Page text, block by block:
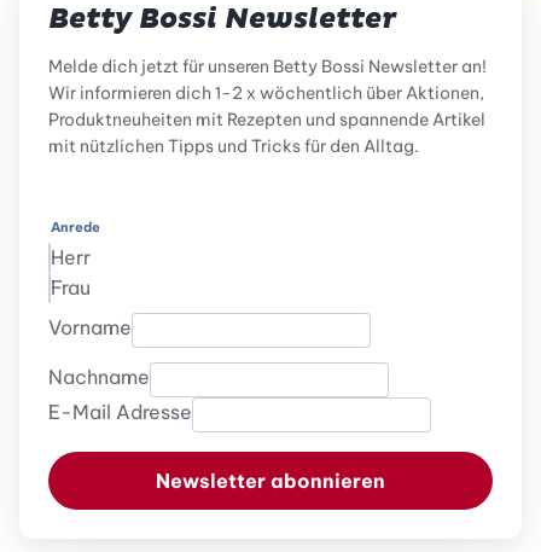
Betty Bossi Newsletter
Melde dich jetzt für unseren Betty Bossi Newsletter an!
Wir informieren dich 1-2 x wöchentlich über Aktionen,
Produktneuheiten mit Rezepten und spannende Artikel
mit nützlichen Tipps und Tricks für den Alltag.
Anrede
Herr
Frau
Vorname
Nachname
E-Mail Adresse
Newsletter abonnieren